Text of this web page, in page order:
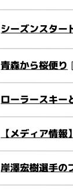
シーズンスター
青森から桜便り
ローラースキー
【メディア情
岸澤宏樹選手の